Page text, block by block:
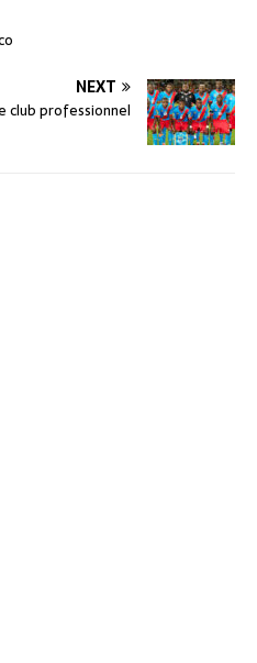
NEXT
club professionnel